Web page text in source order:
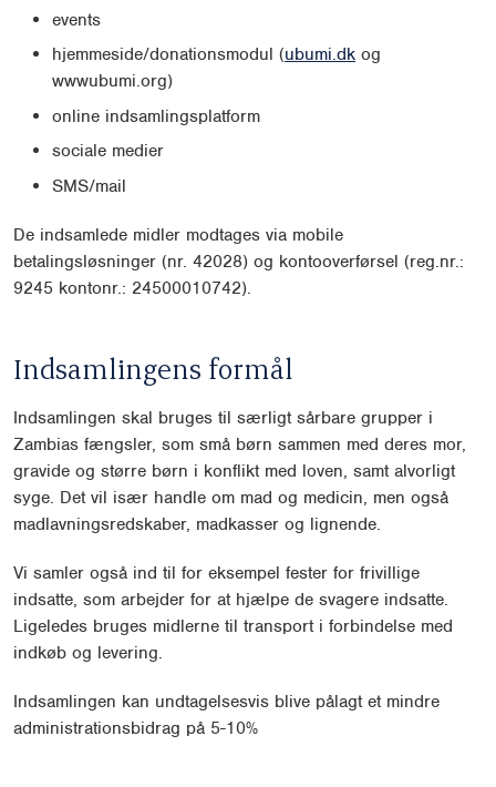
events
hjemmeside/donationsmodul (ubumi.dk og
wwwubumi.org)
online indsamlingsplatform
sociale medier
SMS/mail
De indsamlede midler modtages via mobile
betalingsløsninger (nr. 42028) og kontooverførsel (reg.nr.:
9245 kontonr.: 24500010742).
Indsamlingens formål
Indsamlingen skal bruges til særligt sårbare grupper i
Zambias fængsler, som små børn sammen med deres mor,
gravide og større børn i konflikt med loven, samt alvorligt
syge. Det vil især handle om mad og medicin, men også
madlavningsredskaber, madkasser og lignende.
Vi samler også ind til for eksempel fester for frivillige
indsatte, som arbejder for at hjælpe de svagere indsatte.
Ligeledes bruges midlerne til transport i forbindelse med
indkøb og levering.
Indsamlingen kan undtagelsesvis blive pålagt et mindre
administrationsbidrag på 5-10%